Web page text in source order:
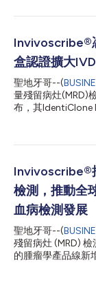
美國地區提供。該
和急性淋巴細胞白
約80%的嬰兒白
5攜帶KMT2A重排
床預後相關。5
格局，特別是對於
得FDA核准用於治
Menin抑制劑，確
Invivoscribe®
盒認證擴大
聖地牙哥--(
量殘留病灶(MRD)
布，其IdentiClone
(IVDD)，對臨床證
（最低風險）到D
Dx IGH）屬於高
角色。 歐盟指定公
定後，為
代表Invivoscribe
規專業能力，以及
Invivoscribe全球
示：「Iden...
Invivoscribe®
檢測，推動全
血病檢測發展
聖地牙哥--(
殘留病灶 (MRD)
的腫瘤學產品線新